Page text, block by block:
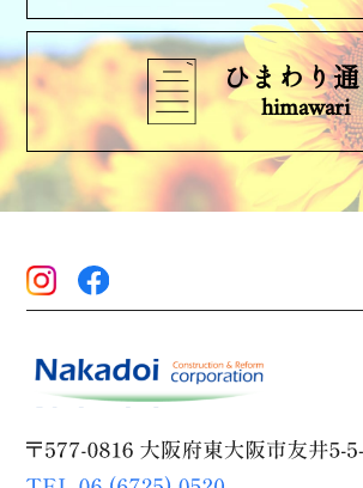
ひまわり
himawari